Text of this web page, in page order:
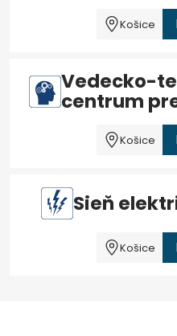
Košice
Vedecko-
centrum
Košice
Sieň
Košice